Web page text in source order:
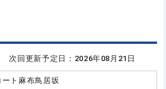
次回更新予定日：2026年08月21日
ト麻布鳥居坂